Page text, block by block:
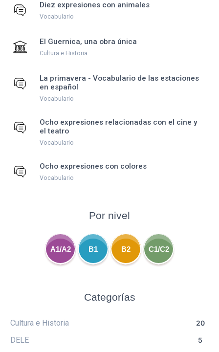
Diez expresiones con animales
Vocabulario
El Guernica, una obra única
Cultura e Historia
La primavera - Vocabulario de las estaciones
en español
Vocabulario
Ocho expresiones relacionadas con el cine y
el teatro
Vocabulario
Ocho expresiones con colores
Vocabulario
Por nivel
A1/A2 B1 B2 C1/C2
Categorías
Cultura e Historia 20
DELE 5